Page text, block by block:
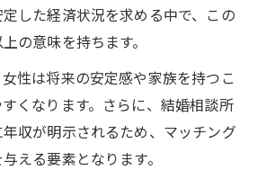
した経済状況を求める中で、この
の意味を持ちます。
性は将来の安定感や家族を持つこ
くなります。さらに、結婚相談所
収が明示されるため、マッチング
える要素となります。